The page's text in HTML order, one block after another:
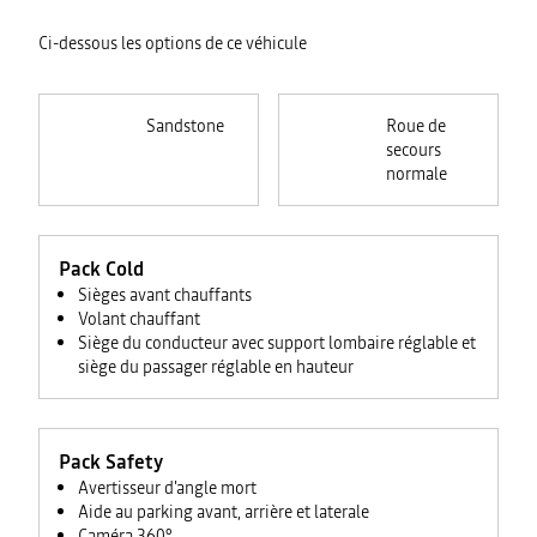
Ci-dessous les options de ce véhicule
Sandstone
Roue de
secours
normale
Pack Cold
Sièges avant chauffants
Volant chauffant
Siège du conducteur avec support lombaire réglable et
siège du passager réglable en hauteur
Pack Safety
Avertisseur d'angle mort
Aide au parking avant, arrière et laterale